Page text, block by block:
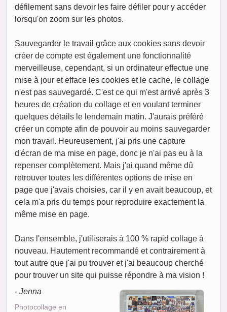
défilement sans devoir les faire défiler pour y accéder
lorsqu'on zoom sur les photos.
Sauvegarder le travail grâce aux cookies sans devoir
créer de compte est également une fonctionnalité
merveilleuse, cependant, si un ordinateur effectue une
mise à jour et efface les cookies et le cache, le collage
n'est pas sauvegardé. C'est ce qui m'est arrivé après 3
heures de création du collage et en voulant terminer
quelques détails le lendemain matin. J'aurais préféré
créer un compte afin de pouvoir au moins sauvegarder
mon travail. Heureusement, j'ai pris une capture
d'écran de ma mise en page, donc je n'ai pas eu à la
repenser complètement. Mais j'ai quand même dû
retrouver toutes les différentes options de mise en
page que j'avais choisies, car il y en avait beaucoup, et
cela m'a pris du temps pour reproduire exactement la
même mise en page.
Dans l'ensemble, j'utiliserais à 100 % rapid collage à
nouveau. Hautement recommandé et contrairement à
tout autre que j'ai pu trouver et j'ai beaucoup cherché
pour trouver un site qui puisse répondre à ma vision !
- Jenna
Photocollage en